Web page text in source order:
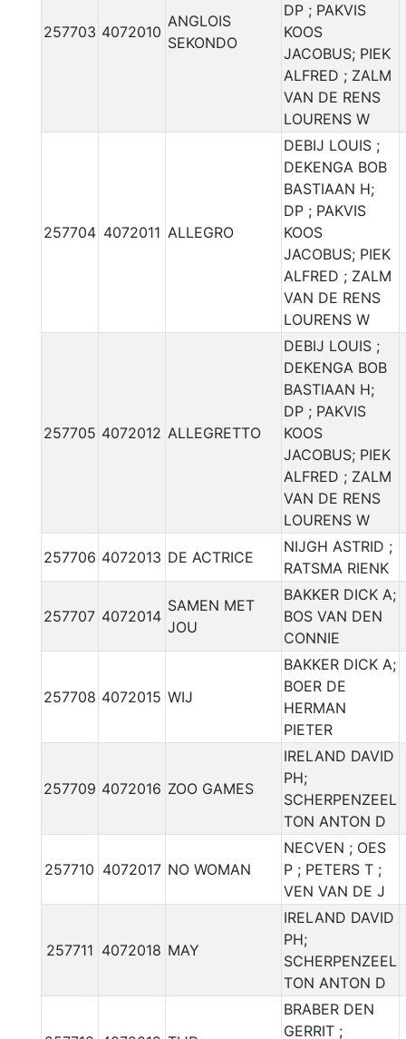
257703 4072010
ANGLOIS
SEKONDO
DP ; PAKVIS
KOOS
JACOBUS; PIEK
ALFRED ; ZALM
VAN DE RENS
LOURENS W
257704 4072011 ALLEGRO
DEBIJ LOUIS ;
DEKENGA BOB
BASTIAAN H;
DP ; PAKVIS
KOOS
JACOBUS; PIEK
ALFRED ; ZALM
VAN DE RENS
LOURENS W
257705 4072012 ALLEGRETTO
DEBIJ LOUIS ;
DEKENGA BOB
BASTIAAN H;
DP ; PAKVIS
KOOS
JACOBUS; PIEK
ALFRED ; ZALM
VAN DE RENS
LOURENS W
257706 4072013 DE ACTRICE
NIJGH ASTRID ;
RATSMA RIENK
257707 4072014
SAMEN MET
JOU
BAKKER DICK A;
BOS VAN DEN
CONNIE
257708 4072015 WIJ
BAKKER DICK A;
BOER DE
HERMAN
PIETER
257709 4072016 ZOO GAMES
IRELAND DAVID
PH;
SCHERPENZEEL
TON ANTON D
257710 4072017 NO WOMAN
NECVEN ; OES
P ; PETERS T ;
VEN VAN DE J
257711 4072018 MAY
IRELAND DAVID
PH;
SCHERPENZEEL
TON ANTON D
BRABER DEN
GERRIT ;